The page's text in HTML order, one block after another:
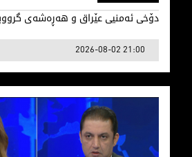
دۆخی ئه‌منیی عێراق و هه‌ڕه‌شه‌ی‌
2026-08-02 21:00